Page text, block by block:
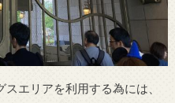
エリアを利用する為には、